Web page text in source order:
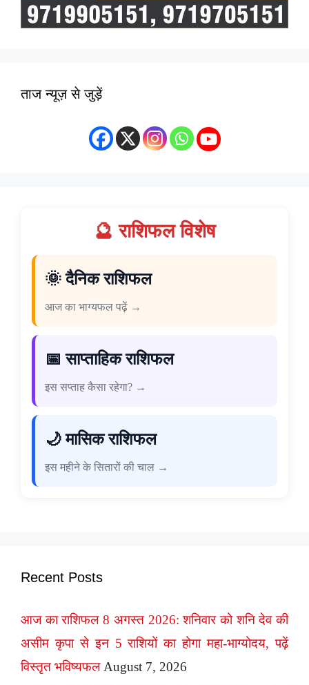
ताज न्यूज़ से जुड़ें
🔮 राशिफल विशेष
🌞 दैनिक राशिफल
आज का भाग्यफल पढ़ें →
📅 साप्ताहिक राशिफल
इस सप्ताह कैसा रहेगा? →
🌙 मासिक राशिफल
इस महीने के सितारों की चाल →
Recent Posts
आज का राशिफल 8 अगस्त 2026: शनिवार को शनि देव की
असीम कृपा से इन 5 राशियों का होगा महा-भाग्योदय, पढ़ें
विस्तृत भविष्यफल August 7, 2026